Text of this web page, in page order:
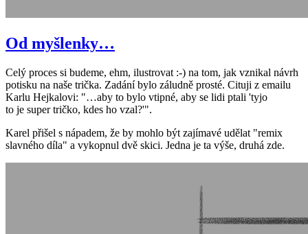
Od myšlenky…
Celý proces si budeme, ehm, ilustrovat :-) na tom, jak vznikal návrh
potisku na naše trička. Zadání bylo záludně prosté. Cituji z emailu
Karlu Hejkalovi: "…aby to bylo vtipné, aby se lidi ptali 'tyjo
to je super tričko, kdes ho vzal?'".
Karel přišel s nápadem, že by mohlo být zajímavé udělat "remix
slavného díla" a vykopnul dvě skici. Jedna je ta výše, druhá zde.